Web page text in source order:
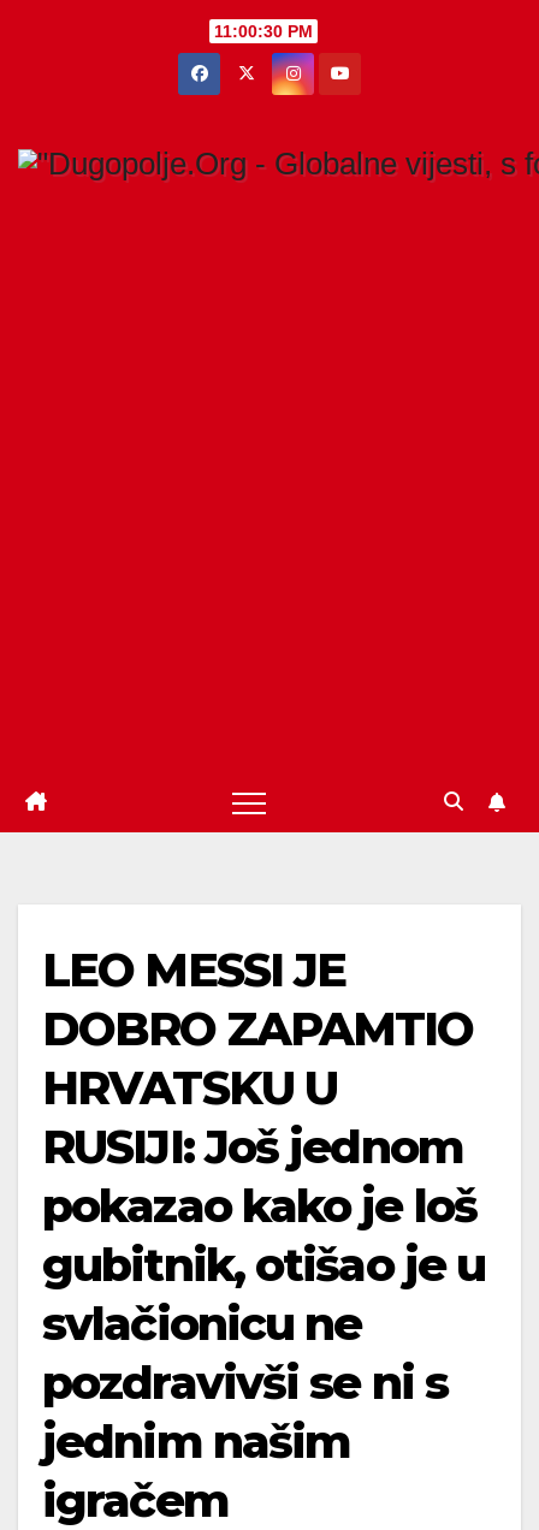
11:00:31 PM
LEO MESSI JE
DOBRO ZAPAMTIO
HRVATSKU U
RUSIJI: Još jednom
pokazao kako je loš
gubitnik, otišao je u
svlačionicu ne
pozdravivši se ni s
jednim našim
igračem